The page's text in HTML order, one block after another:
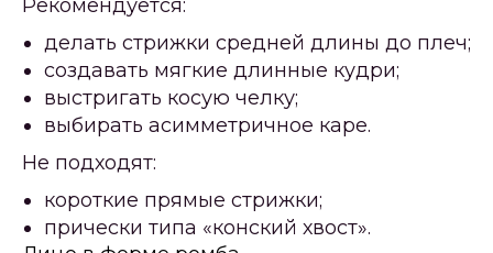
Рекомендуется:
делать стрижки средней длины до плеч;
создавать мягкие длинные кудри;
выстригать косую челку;
выбирать асимметричное каре.
Не подходят:
короткие прямые стрижки;
прически типа «конский хвост».